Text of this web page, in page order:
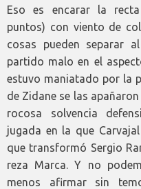
Eso es encarar la
puntos) con viento de
cosas pueden separar
partido malo en el
estuvo maniatado por la
de Zidane se las
rocosa solvencia
jugada en la que
que transformó Sergio
reza Marca. Y no
menos afirmar sin